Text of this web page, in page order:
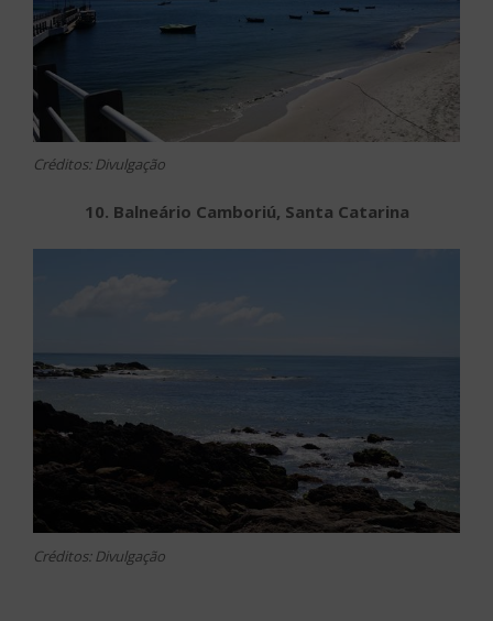
Créditos: Divulgação
10. Balneário Camboriú, Santa Catarina
Créditos: Divulgação